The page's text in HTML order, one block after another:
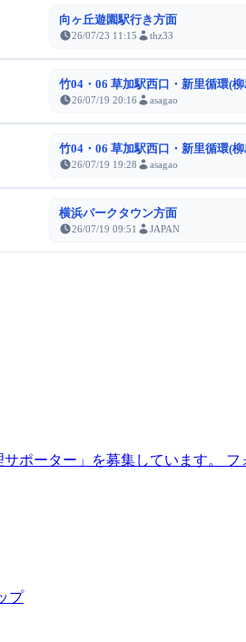
向ヶ丘遊園駅行き方面
26/07/23 11:15 thz33
竹04・06 草加駅西口・新里循環(
26/07/19 20:16 asagao
竹04・06 草加駅西口・新里循環(
26/07/19 19:28 asagao
横浜パークタウン方面
26/07/19 09:51 JAPAN
ポーター」を募集しています。 フ
プ